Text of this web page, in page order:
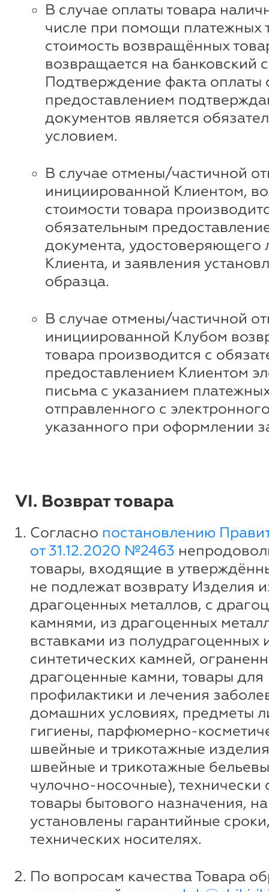
В случае оплаты товара
числе при помощи платежных
стоимость возвращённых
возвращается на банковский
Подтверждение факта оплаты
предоставлением
документов является
условием.
В случае отмены/частичной
инициированной Клиентом,
стоимости товара
обязательным
документа, удостоверяющего
Клиента, и заявления
образца.
В случае отмены/частичной
инициированной Клубом
товара производится с
предоставлением Клиентом
письма с указанием
отправленного с
указанного при оформлении
VI. Возврат товара
Согласно постановлению
от 31.12.2020 №2463
товары, входящие в
не подлежат возврату Изделия
драгоценных металлов, с
камнями, из драгоценных
вставками из полудрагоценных
синтетических камней,
драгоценные камни, товары для
профилактики и лечения
домашних условиях, предметы
гигиены, парфюмерно-
швейные и трикотажные
швейные и трикотажные
чулочно-носочные), технически
товары бытового назначения,
установлены гарантийные
технических носителях.
По вопросам качества Товара